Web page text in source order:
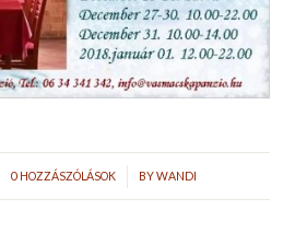
0 HOZZÁSZÓLÁSOK
/ BYWANDI